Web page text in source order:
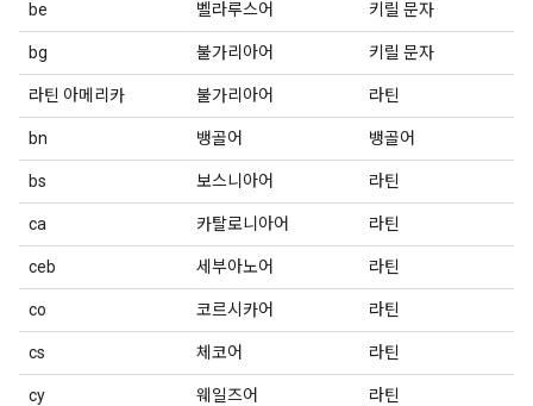
be 벨라루스어 키릴 문자
bg 불가리아어 키릴 문자
라틴 아메리카 불가리아어 라틴
bn 뱅골어 뱅골어
bs 보스니아어 라틴
ca 카탈로니아어 라틴
ceb 세부아노어 라틴
co 코르시카어 라틴
cs 체코어 라틴
cy 웨일즈어 라틴